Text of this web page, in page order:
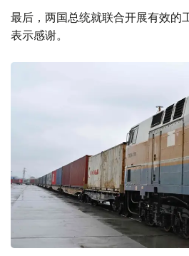
最后，两国总统就联合开展有效的
表示感谢。